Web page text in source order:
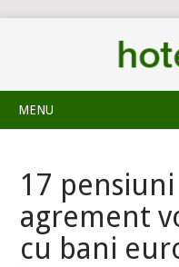
MENU
17
agrement
cu bani